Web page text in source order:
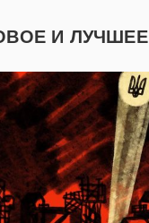
И ЛУЧШЕЕ